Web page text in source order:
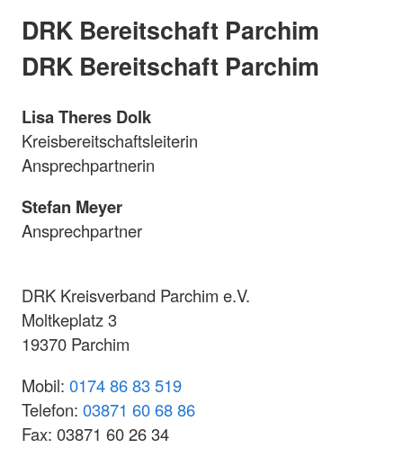
DRK Bereitschaft Parchim
DRK Bereitschaft Parchim
Lisa Theres Dolk
Kreisbereitschaftsleiterin
Ansprechpartnerin
Stefan Meyer
Ansprechpartner
DRK Kreisverband Parchim e.V.
Moltkeplatz 3
19370 Parchim
Mobil: 0174 86 83 519
Telefon: 03871 60 68 86
Fax: 03871 60 26 34